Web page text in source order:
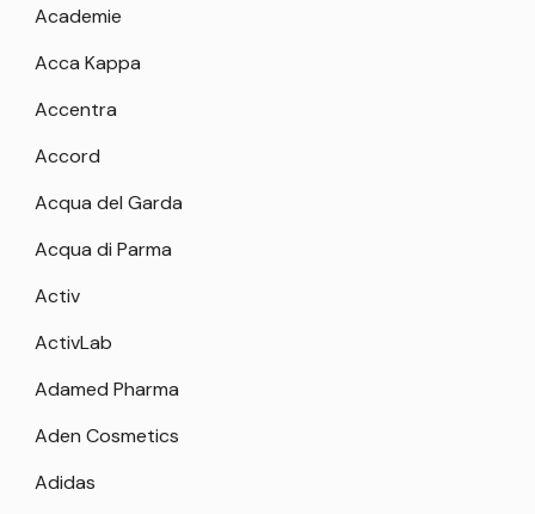
Academie
Acca Kappa
Accentra
Accord
Acqua del Garda
Acqua di Parma
Activ
ActivLab
Adamed Pharma
Aden Cosmetics
Adidas